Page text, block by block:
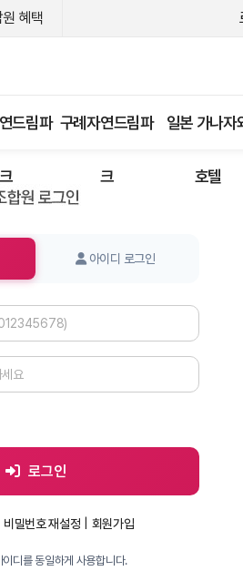
혜택
드림파
크
구례자연드림파
크
일본 가나자
호텔
아이디 로그인
로그인
비밀번호 재설정 회원가입
디를 동일하게 사용합니다.